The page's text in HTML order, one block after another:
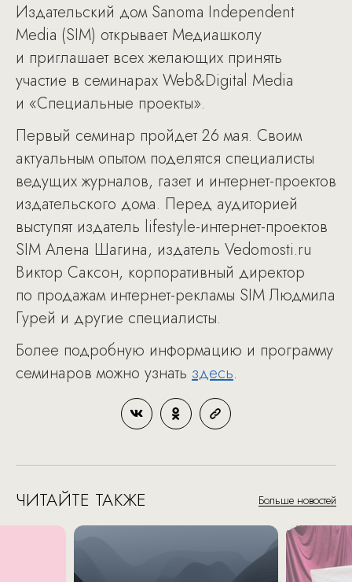
Издательский дом Sanoma Independent
Media (SIM) открывает Медиашколу
и приглашает всех желающих принять
участие в семинарах Web&Digital Media
и «Специальные проекты».
Первый семинар пройдет 26 мая. Своим
актуальным опытом поделятся специалисты
ведущих журналов, газет и интернет-проектов
издательского дома. Перед аудиторией
выступят издатель lifestyle-интернет-проектов
SIM Алена Шагина, издатель Vedomosti.ru
Виктор Саксон, корпоративный директор
по продажам интернет-рекламы SIM Людмила
Гурей и другие специалисты.
Более подробную информацию и программу
семинаров можно узнать здесь.
ЧИТАЙТЕ ТАКЖЕ Больше новостей